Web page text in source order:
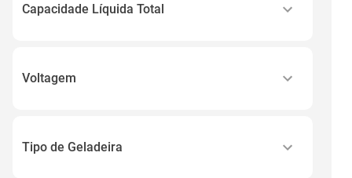
Capacidade Líquida Total
Voltagem
Tipo de Geladeira